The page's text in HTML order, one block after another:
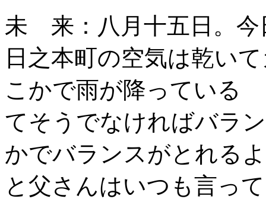
未 来：八月十五日。今
日之本町の空気は乾い
こかで雨が降っている
てそうでなければバラ
かでバランスがとれる
と父さんはいつも言っ